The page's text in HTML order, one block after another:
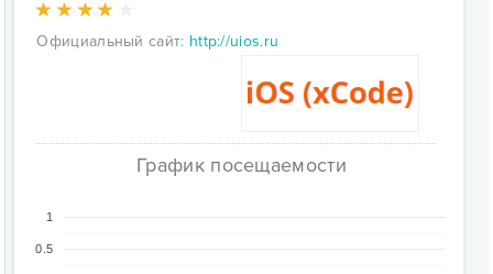
Официальный сайт: http://uios.ru
График посещаемости
0.5
1